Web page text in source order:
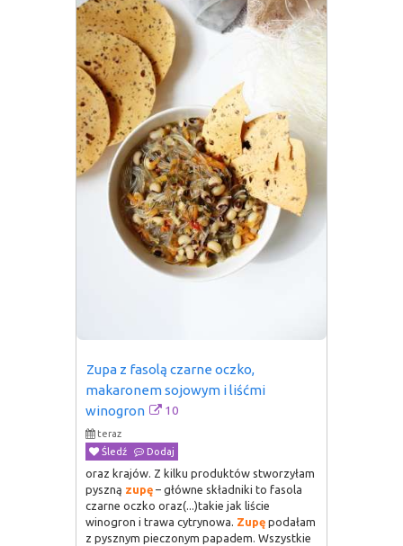
Zupa z fasolą czarne oczko,
makaronem sojowym i liśćmi
winogron
10
teraz
Śledź
Dodaj
oraz krajów. Z kilku produktów stworzyłam
pyszną zupę – główne składniki to fasola
czarne oczko oraz(...)takie jak liście
winogron i trawa cytrynowa. Zupę podałam
z pysznym pieczonym papadem. Wszystkie